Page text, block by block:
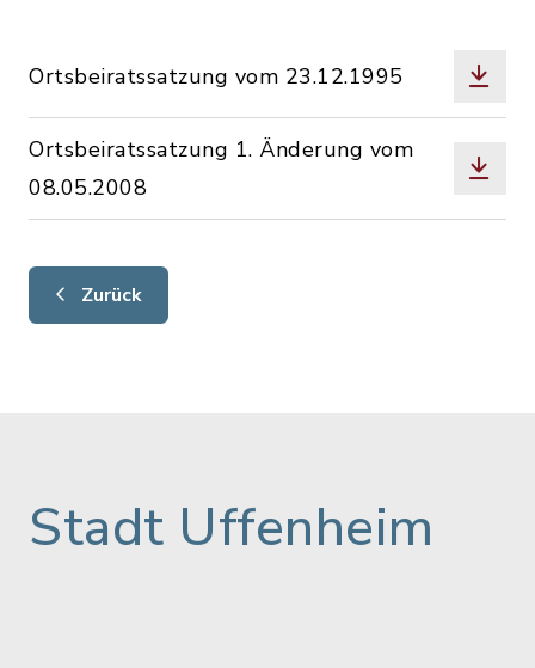
Ortsbeiratssatzung vom 23.12.1995
Ortsbeiratssatzung 1. Änderung vom
08.05.2008
Zurück
Stadt Uffenheim